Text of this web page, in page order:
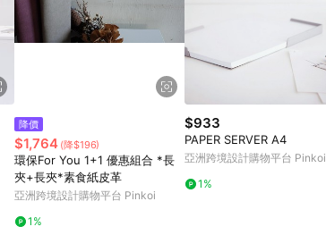
降價
$1,764 (降$196)
環保For You 1+1 優惠組合 *長
夾+長夾*素食紙皮革
亞洲跨境設計購物平台 Pinkoi
1%
$933
PAPER SERVER A4
亞洲跨境設計購物平台 Pinkoi
1%